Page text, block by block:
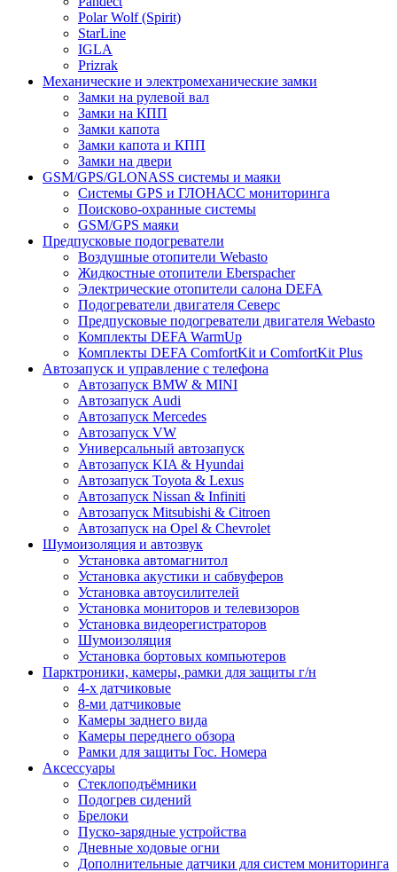
Polar Wolf (Spirit)
StarLine
IGLA
Prizrak
Механические и электромеханические замки
Замки на рулевой вал
Замки на КПП
Замки капота
Замки капота и КПП
Замки на двери
GSM/GPS/GLONASS системы и маяки
Системы GPS и ГЛОНАСС мониторинга
Поисково-охранные системы
GSM/GPS маяки
Предпусковые подогреватели
Воздушные отопители Webasto
Жидкостные отопители Eberspacher
Электрические отопители салона DEFA
Подогреватели двигателя Северс
Предпусковые подогреватели двигателя Webasto
Комплекты DEFA WarmUp
Комплекты DEFA ComfortKit и ComfortKit Plus
Автозапуск и управление с телефона
Автозапуск BMW & MINI
Автозапуск Audi
Автозапуск Mercedes
Автозапуск VW
Универсальный автозапуск
Автозапуск KIA & Hyundai
Автозапуск Toyota & Lexus
Автозапуск Nissan & Infiniti
Автозапуск Mitsubishi & Citroen
Автозапуск на Opel & Chevrolet
Шумоизоляция и автозвук
Установка автомагнитол
Установка акустики и сабвуферов
Установка автоусилителей
Установка мониторов и телевизоров
Установка видеорегистраторов
Шумоизоляция
Установка бортовых компьютеров
Парктроники, камеры, рамки для защиты г/н
4-х датчиковые
8-ми датчиковые
Камеры заднего вида
Камеры переднего обзора
Рамки для защиты Гос. Номера
Аксессуары
Стеклоподъёмники
Подогрев сидений
Брелоки
Пуско-зарядные устройства
Дневные ходовые огни
Дополнительные датчики для систем мониторинга